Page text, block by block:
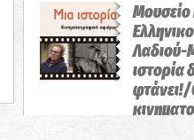
Μουσείο
Λαδιού-
ιστορία